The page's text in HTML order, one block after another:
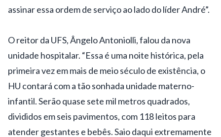
assinar essa ordem de serviço ao lado do líder André”.
O reitor da UFS, Ângelo Antoniolli, falou da nova
unidade hospitalar. “Essa é uma noite histórica, pela
primeira vez em mais de meio século de existência, o
HU contará com a tão sonhada unidade materno-
infantil. Serão quase sete mil metros quadrados,
divididos em seis pavimentos, com 118 leitos para
atender gestantes e bebês. Saio daqui extremamente